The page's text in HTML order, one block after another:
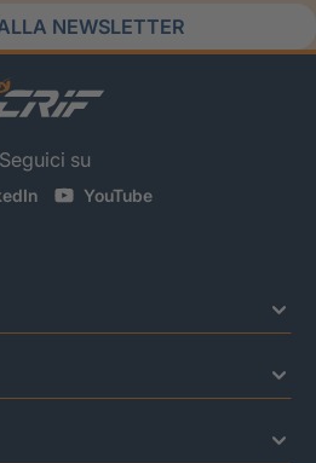
NEWSLETTER
Seguici su
YouTube